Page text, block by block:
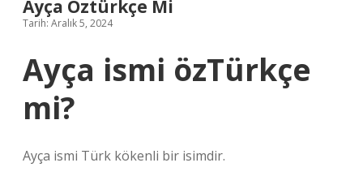
Ayça Öztürkçe Mi
Tarih: Aralık 5, 2024
Ayça ismi özTürkçe
mi?
Ayça ismi Türk kökenli bir isimdir.